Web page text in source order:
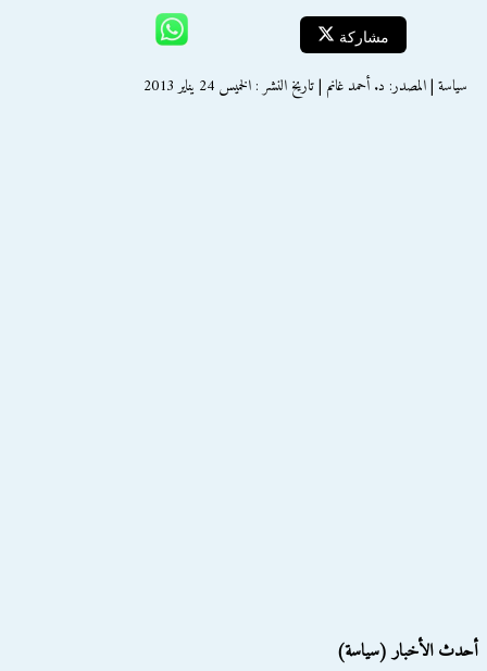
مشاركة
سياسة | المصدر: د. أحمد غانم | تاريخ النشر : الخميس 24 يناير 2013
أحدث الأخبار (سياسة)